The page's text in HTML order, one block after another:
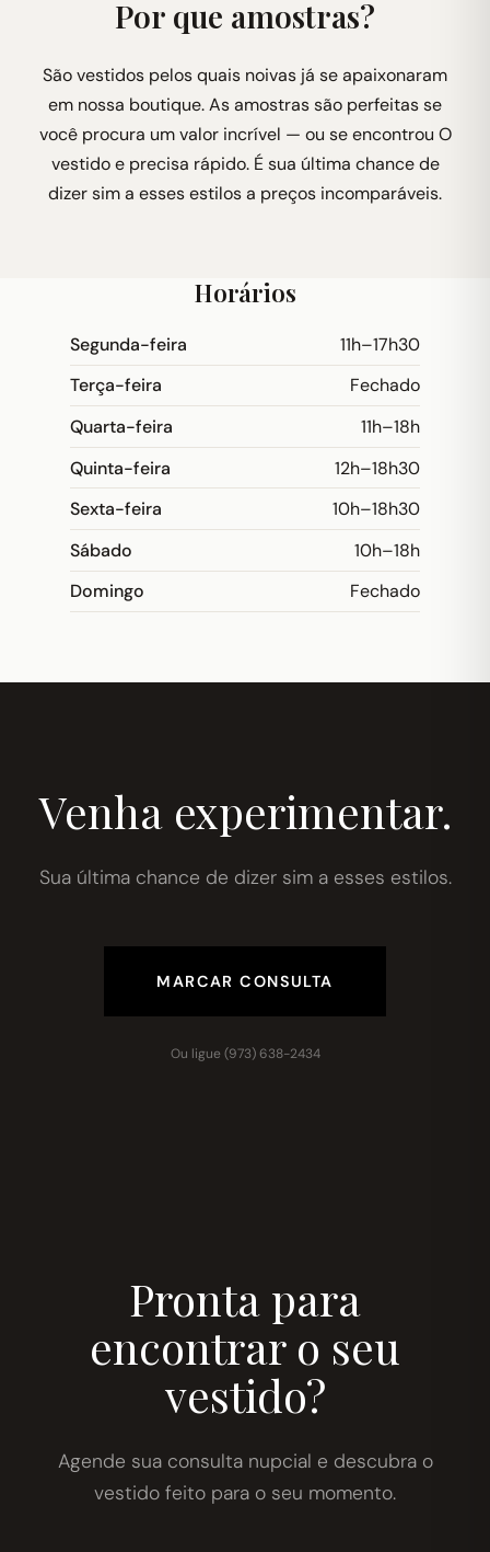
Por que amostras?
São vestidos pelos quais noivas já se apaixonaram
em nossa boutique. As amostras são perfeitas se
você procura um valor incrível — ou se encontrou O
vestido e precisa rápido. É sua última chance de
dizer sim a esses estilos a preços incomparáveis.
Horários
Segunda-feira
11h–17h30
Terça-feira
Fechado
Quarta-feira
11h–18h
Quinta-feira
12h–18h30
Sexta-feira
10h–18h30
Sábado
10h–18h
Domingo
Fechado
Venha experimentar.
Sua última chance de dizer sim a esses estilos.
MARCAR CONSULTA
Ou ligue (973) 638-2434
Pronta para
encontrar o seu
vestido?
Agende sua consulta nupcial e descubra o
vestido feito para o seu momento.